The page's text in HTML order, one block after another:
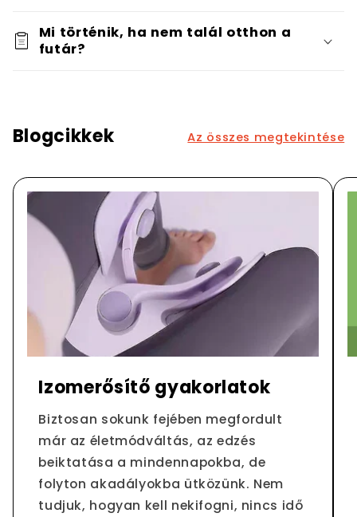
Mi történik, ha nem talál otthon a
futár?
Blogcikkek Az összes megtekintése
Izomerősítő gyakorlatok
Biztosan sokunk fejében megfordult
már az életmódváltás, az edzés
beiktatása a mindennapokba, de
folyton akadályokba ütközünk. Nem
tudjuk, hogyan kell nekifogni, nincs idő